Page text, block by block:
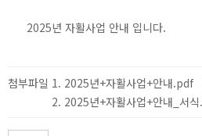
2025년 자활사업 안내 입니다.
첨부파일 2025년+자활사업+안내.pdf
2025년+자활사업+안내_서